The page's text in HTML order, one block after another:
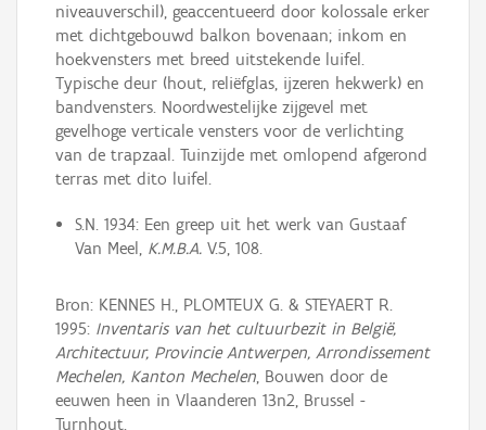
niveauverschil), geaccentueerd door kolossale erker
met dichtgebouwd balkon bovenaan; inkom en
hoekvensters met breed uitstekende luifel.
Typische deur (hout, reliëfglas, ijzeren hekwerk) en
bandvensters. Noordwestelijke zijgevel met
gevelhoge verticale vensters voor de verlichting
van de trapzaal. Tuinzijde met omlopend afgerond
terras met dito luifel.
S.N. 1934: Een greep uit het werk van Gustaaf
Van Meel, K.M.B.A.V.5, 108.
Bron: KENNES H., PLOMTEUX G. & STEYAERT R.
1995: Inventaris van het cultuurbezit in België,
Architectuur, Provincie Antwerpen, Arrondissement
Mechelen, Kanton Mechelen, Bouwen door de
eeuwen heen in Vlaanderen 13n2, Brussel -
Turnhout.